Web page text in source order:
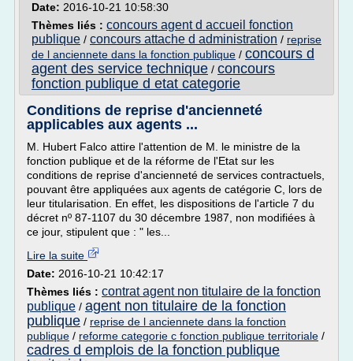
Date: 2016-10-21 10:58:30
Thèmes liés : concours agent d accueil fonction
publique / concours attache d administration / reprise
de l anciennete dans la fonction publique / concours d
agent des service technique / concours
fonction publique d etat categorie
Conditions de reprise d'ancienneté
applicables aux agents ...
M. Hubert Falco attire l'attention de M. le ministre de la
fonction publique et de la réforme de l'Etat sur les
conditions de reprise d'ancienneté de services contractuels,
pouvant être appliquées aux agents de catégorie C, lors de
leur titularisation. En effet, les dispositions de l'article 7 du
décret nº 87-1107 du 30 décembre 1987, non modifiées à
ce jour, stipulent que : " les...
Lire la suite
Date: 2016-10-21 10:42:17
Thèmes liés : contrat agent non titulaire de la fonction
publique / agent non titulaire de la fonction
publique / reprise de l anciennete dans la fonction
publique / reforme categorie c fonction publique territoriale /
cadres d emplois de la fonction publique